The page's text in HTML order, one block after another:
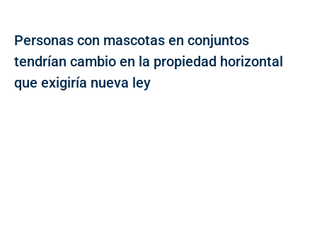
Personas con mascotas en conjuntos
tendrían cambio en la propiedad horizontal
que exigiría nueva ley